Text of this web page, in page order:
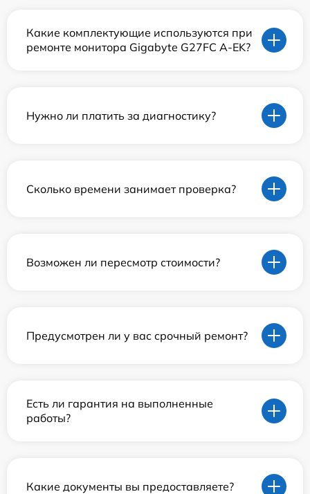
Какие комплектующие используются при
ремонте монитора Gigabyte G27FC A-EK?
Нужно ли платить за диагностику?
Сколько времени занимает проверка?
Возможен ли пересмотр стоимости?
Предусмотрен ли у вас срочный ремонт?
Есть ли гарантия на выполненные
работы?
Какие документы вы предоставляете?